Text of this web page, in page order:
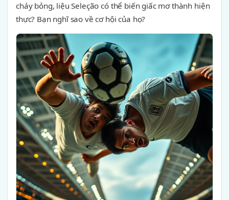
cháy bỏng, liệu Seleção có thể biến giấc mơ thành hiện
thực? Bạn nghĩ sao về cơ hội của họ?